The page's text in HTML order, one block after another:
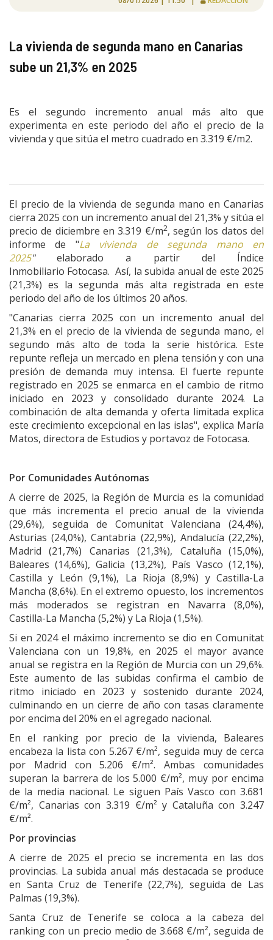
La vivienda de segunda mano en Canarias
sube un 21,3% en 2025
Es el segundo incremento anual más alto que
experimenta en este periodo del año el precio de la
vivienda y que sitúa el metro cuadrado en 3.319 €/m2.
El precio de la vivienda de segunda mano en Canarias
cierra 2025 con un incremento anual del 21,3% y sitúa el
precio de diciembre en 3.319 €/m2, según los datos del
informe de "La vivienda de segunda mano en
2025"elaborado a partir del
Índice
Inmobiliario Fotocasa. Así, la subida anual de este 2025
(21,3%) es la segunda más alta registrada en este
periodo del año de los últimos 20 años.
"Canarias cierra 2025 con un incremento anual del
21,3% en el precio de la vivienda de segunda mano, el
segundo más alto de toda la serie histórica. Este
repunte refleja un mercado en plena tensión y con una
presión de demanda muy intensa. El fuerte repunte
registrado en 2025 se enmarca en el cambio de ritmo
iniciado en 2023 y consolidado durante 2024. La
combinación de alta demanda y oferta limitada explica
este crecimiento excepcional en las islas", explica María
Matos, directora de Estudios y portavoz de Fotocasa.
Por Comunidades Autónomas
A cierre de 2025, la Región de Murcia es la comunidad
que más incrementa el precio anual de la vivienda
(29,6%), seguida de Comunitat Valenciana (24,4%),
Asturias (24,0%), Cantabria (22,9%), Andalucía (22,2%),
Madrid (21,7%) Canarias (21,3%), Cataluña (15,0%),
Baleares (14,6%), Galicia (13,2%), País Vasco (12,1%),
Castilla y León (9,1%), La Rioja (8,9%) y Castilla-La
Mancha (8,6%). En el extremo opuesto, los incrementos
más moderados se registran en Navarra (8,0%),
Castilla-La Mancha (5,2%) y La Rioja (1,5%).
Si en 2024 el máximo incremento se dio en Comunitat
Valenciana con un 19,8%, en 2025 el mayor avance
anual se registra en la Región de Murcia con un 29,6%.
Este aumento de las subidas confirma el cambio de
ritmo iniciado en 2023 y sostenido durante 2024,
culminando en un cierre de año con tasas claramente
por encima del 20% en el agregado nacional.
En el ranking por precio de la vivienda, Baleares
encabeza la lista con 5.267 €/m², seguida muy de cerca
por Madrid con 5.206 €/m². Ambas comunidades
superan la barrera de los 5.000 €/m², muy por encima
de la media nacional. Le siguen País Vasco con 3.681
€/m², Canarias con 3.319 €/m² y Cataluña con 3.247
€/m².
Por provincias
A cierre de 2025 el precio se incrementa en las dos
provincias. La subida anual más destacada se produce
en Santa Cruz de Tenerife (22,7%), seguida de Las
Palmas (19,3%).
Santa Cruz de Tenerife se coloca a la cabeza del
ranking con un precio medio de 3.668 €/m², seguida de